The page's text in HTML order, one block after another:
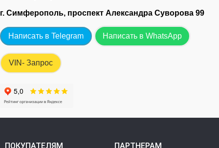
г. Симферополь, проспект Александра Суворова 99
Написать в Telegram Написать в WhatsApp
VIN- Запрос
ПОКУПАТЕЛЯМ ПАРТНЕРАМ